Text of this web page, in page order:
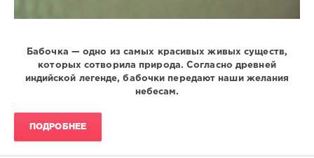
Бабочка — одно из самых красивых живых существ,
которых сотворила природа. Согласно древней
индийской легенде, бабочки передают наши желания
небесам.
ПОДРОБНЕЕ